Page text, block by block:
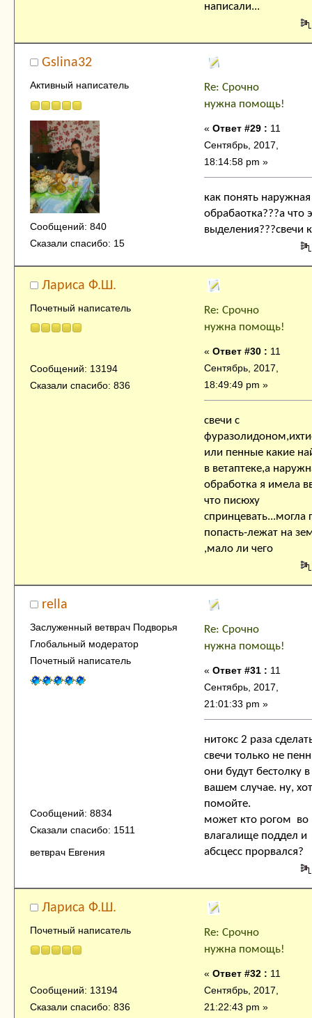
написали...
Gslina32
Активный написатель
Сообщений: 840
Сказали спасибо: 15
Re: Срочно
нужна помощь!
« Ответ #29 : 11
Сентябрь, 2017,
18:14:58 pm »
как понять наружная
обрабаотка???а что
выделения???свечи
Лариса Ф.Ш.
Почетный написатель
Сообщений: 13194
Сказали спасибо: 836
Re: Срочно
нужна помощь!
« Ответ #30 : 11
Сентябрь, 2017,
18:49:49 pm »
свечи с
или пенные какие
в ветаптеке,а
обработка я имела
что писюху
спринцевать...могла
попасть-лежат на
,мало ли чего
rella
Заслуженный ветврач Подворья
Глобальный модератор
Почетный написатель
Сообщений: 8834
Сказали спасибо: 1511
ветврач Евгения
Re: Срочно
нужна помощь!
« Ответ #31 : 11
Сентябрь, 2017,
21:01:33 pm »
нитокс 2 раза
свечи только не
они будут бестолку в
вашем случае. ну,
помойте.
может кто рогом во
влагалище поддел и
абсцесс прорвался?
Лариса Ф.Ш.
Почетный написатель
Сообщений: 13194
Сказали спасибо: 836
Re: Срочно
нужна помощь!
« Ответ #32 : 11
Сентябрь, 2017,
21:22:43 pm »